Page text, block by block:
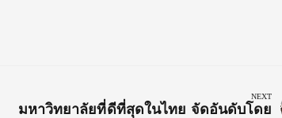
NEXT
Next
มหาวิทยาลัยที่ดีที่สุดในไทย จัดอันดับโดย